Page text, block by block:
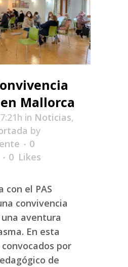
Mallorca
in Noticias,
by
0
0 Likes
con el PAS
convivencia
aventura
En esta
por
de